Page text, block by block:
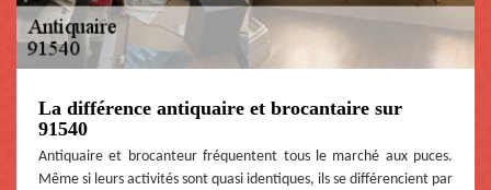
La différence antiquaire et brocantaire sur
91540
Antiquaire et brocanteur fréquentent tous le marché aux puces.
Même si leurs activités sont quasi identiques, ils se différencient par